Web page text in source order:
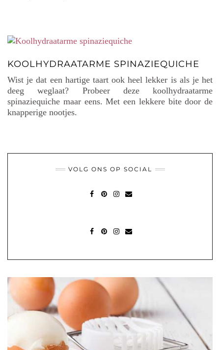
KOOLHYDRAATARME SPINAZIEQUICHE
Wist je dat een hartige taart ook heel lekker is als je het
deeg weglaat? Probeer deze koolhydraatarme
spinaziequiche maar eens. Met een lekkere bite door de
knapperige nootjes.
VOLG ONS OP SOCIAL